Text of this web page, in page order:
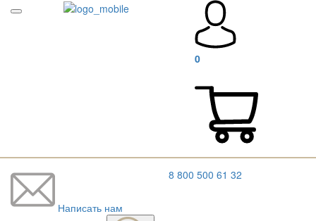
0
Написать нам
8 800 500 61 32